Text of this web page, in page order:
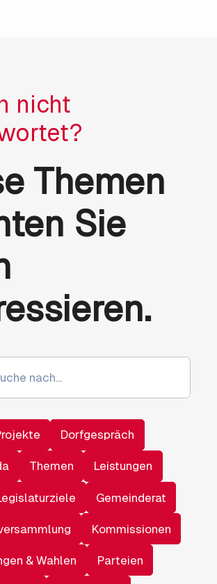
nicht
Themen
Sie
Dorfgespräch
Themen Leistungen
Gemeinderat
Kommissionen
& Wahlen Parteien